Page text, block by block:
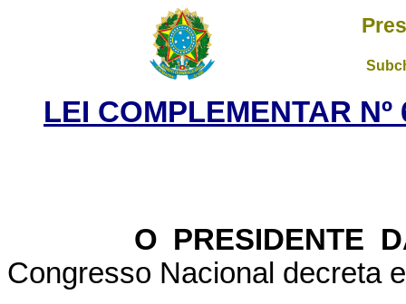
LEI COMPLEMENTAR
O PRESIDENTE DA
Congresso Nacional decreta